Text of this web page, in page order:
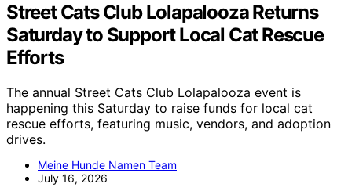
Street Cats Club Lolapalooza Returns
Saturday to Support Local Cat Rescue
Efforts
The annual Street Cats Club Lolapalooza event is
happening this Saturday to raise funds for local cat
rescue efforts, featuring music, vendors, and adoption
drives.
Meine Hunde Namen Team
July 16, 2026